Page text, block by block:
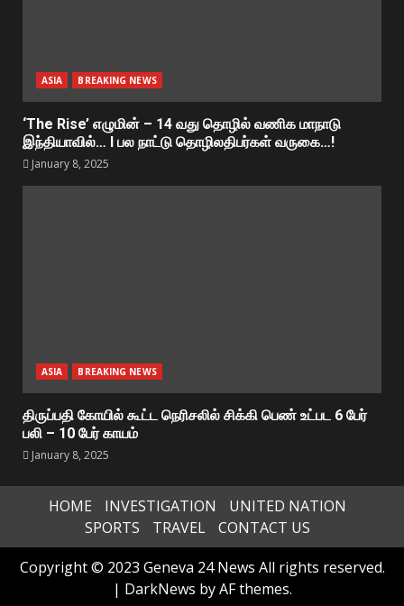
ASIA BREAKING NEWS
‘The Rise’ எழுமின் – 14 வது தொழில் வணிக மாநாடு
இந்தியாவில்… I பல நாட்டு தொழிலதிபர்கள் வருகை…!
January 8, 2025
ASIA BREAKING NEWS
திருப்பதி கோயில் கூட்ட நெரிசலில் சிக்கி பெண் உட்பட 6 பேர்
பலி – 10 பேர் காயம்
January 8, 2025
HOME INVESTIGATION
UNITED NATION
SPORTS
TRAVEL
CONTACT US
Copyright © 2023 Geneva 24 News All rights reserved.
| DarkNews by AF themes.